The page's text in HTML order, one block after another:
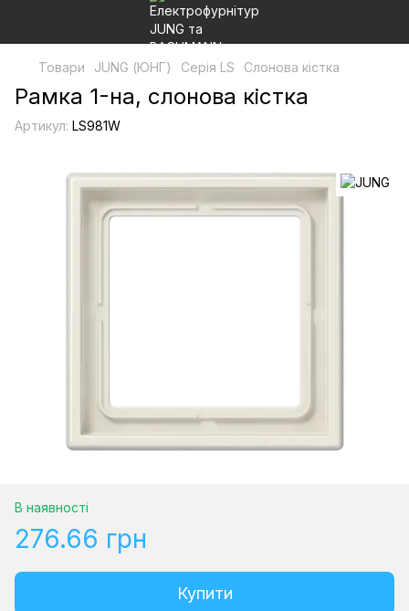
Товари JUNG (ЮНГ) Серія LS Слонова кістка
Рамка 1-на, слонова кістка
Артикул: LS981W
В наявності
276.66 грн
Купити